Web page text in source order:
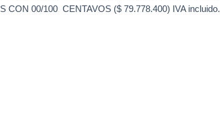
CON 00/100 CENTAVOS ($ 79.778.400) IVA incluido.